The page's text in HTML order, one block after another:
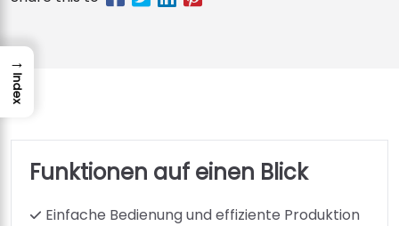
Funktionen auf einen Blick
Einfache Bedienung und effiziente Produktion
→
Index